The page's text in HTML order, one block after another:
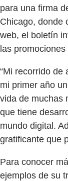
para una firma
Chicago, donde
web, el boletín
las
“Mi recorrido de
mi primer año
vida de muchas
que tiene
mundo digital.
gratificante que
Para conocer
ejemplos de su